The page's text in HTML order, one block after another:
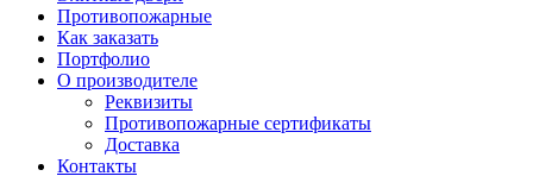
Противопожарные
Как заказать
Портфолио
О производителе
Реквизиты
Противопожарные сертификаты
Доставка
Контакты